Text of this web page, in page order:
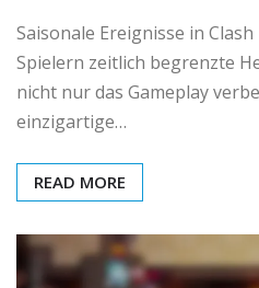
Saisonale Ereignisse in
Spielern zeitlich begrenzte
nicht nur das Gameplay
einzigartige…
READ MORE